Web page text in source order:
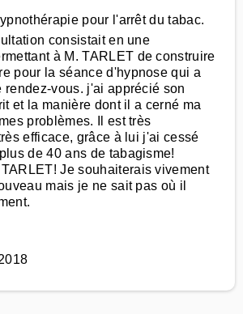
pour l'arrêt du tabac.
consistait en une
à M. TARLET de construire
pour la séance d'hypnose qui a
rendez-vous. j'ai apprécié son
et la manière dont il a cerné ma
problèmes. Il est très
efficace, grâce à lui j'ai cessé
de 40 ans de tabagisme!
Je souhaiterais vivement
mais je ne sait pas où il